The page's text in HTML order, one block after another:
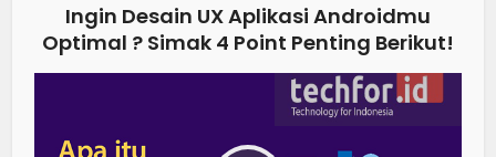
Ingin Desain UX Aplikasi Androidmu
Optimal ? Simak 4 Point Penting Berikut!